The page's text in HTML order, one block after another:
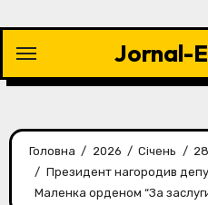
контенту
Jornal-
Головна 2026 Січень
28
Президент нагородив
Маленка орденом “За